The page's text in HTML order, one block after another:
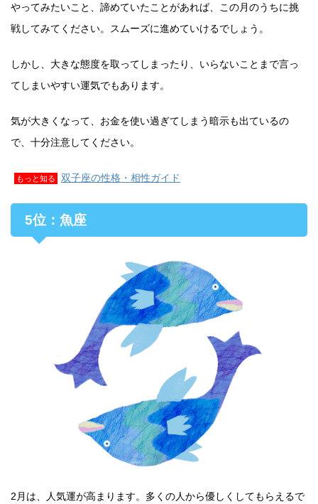
やってみたいこと、諦めていたことがあれば、この月のうちに挑
戦してみてください。スムーズに進めていけるでしょう。
しかし、大きな態度を取ってしまったり、いらないことまで言っ
てしまいやすい運気でもあります。
気が大きくなって、お金を使い過ぎてしまう暗示も出ているの
で、十分注意してください。
もっと知る 双子座の性格・相性ガイド
5位：魚座
2月は、人気運が高まります。多くの人から優しくしてもらえるで